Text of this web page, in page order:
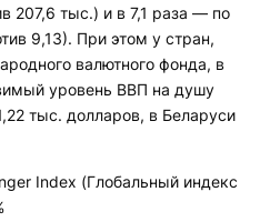
207,6 тыс.) и в 7,1 раза — по
9,13). При этом у стран,
валютного фонда, в
уровень ВВП на душу
тыс. долларов, в Беларуси
Index (Глобальный индекс